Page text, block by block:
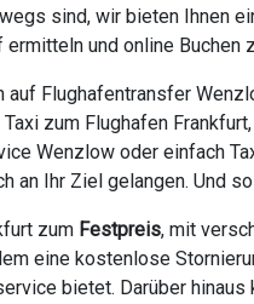
sind, wir bieten Ihnen
und online Buchen
Flughafentransfer
zum Flughafen
Wenzlow oder einfach
an Ihr Ziel gelangen. Und
zum Festpreis, mit
eine kostenlose
bietet. Darüber